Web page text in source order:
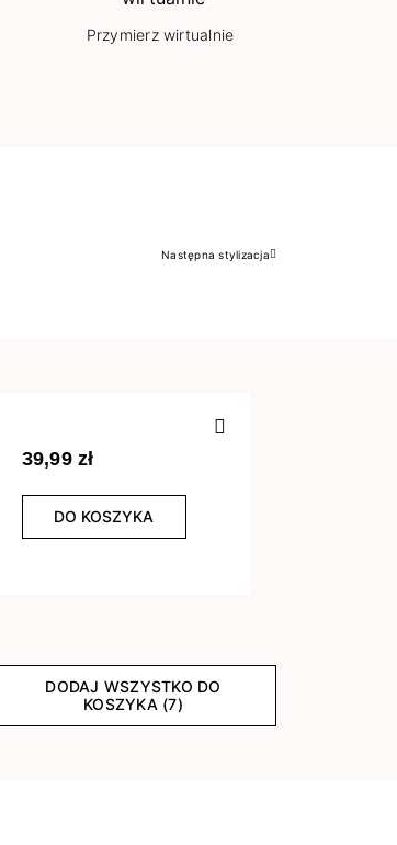
Przymierz wirtualnie
Następny
Następna stylizacja
39,99 zł
DO KOSZYKA
DODAJ WSZYSTKO DO
KOSZYKA (7)